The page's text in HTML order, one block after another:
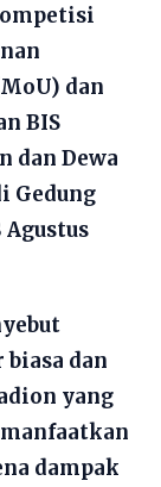
dan
BIS
dan Dewa
Gedung
dan
yang
dampak